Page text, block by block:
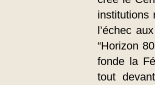
institutions
l’échec
“Horizon
fonde la
tout